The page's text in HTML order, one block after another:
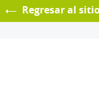
Regresar al